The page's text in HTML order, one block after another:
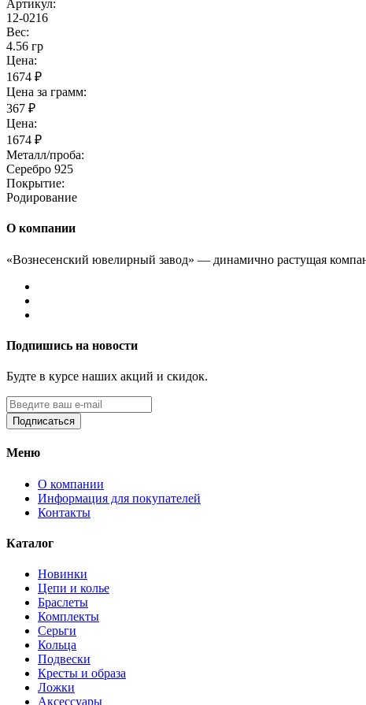
Артикул:
12-0216
Вес:
4.56 гр
Цена:
1674 ₽
Цена за грамм:
367 ₽
Цена:
1674 ₽
Металл/проба:
Серебро 925
Покрытие:
Родирование
О компании
«Вознесенский ювелирный завод» — динамично растущая
Подпишись на новости
Будте в курсе наших акций и скидок.
Подписаться
Меню
О компании
Информация для покупателей
Контакты
Каталог
Новинки
Цепи и колье
Браслеты
Комплекты
Серьги
Кольца
Подвески
Кресты и образа
Ложки
Аксессуары